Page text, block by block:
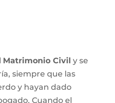
Matrimonio Civil y se
siempre que las
y hayan dado
Cuando el